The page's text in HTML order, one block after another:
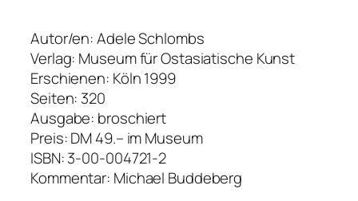
Autor/en: Adele Schlombs
Verlag: Museum für Ostasiatische Kunst
Erschienen: Köln 1999
Seiten: 320
Ausgabe: broschiert
Preis: DM 49.– im Museum
ISBN: 3-00-004721-2
Kommentar: Michael Buddeberg